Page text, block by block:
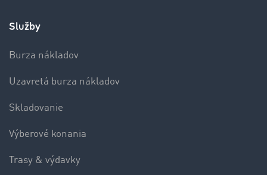
Služby
Burza nákladov
Uzavretá burza nákladov
Skladovanie
Výberové konania
Trasy & výdavky